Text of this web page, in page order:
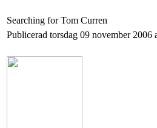
Searching for Tom Curren
Publicerad torsdag 09 november 2006